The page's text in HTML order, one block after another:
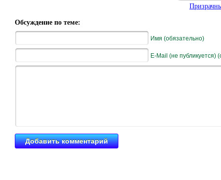
Обсуждение по теме:
Имя (обязательно)
E-Mail (не публикуется)